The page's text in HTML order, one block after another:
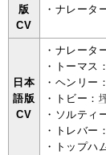
版
CV
・ナレータ
日本
語版
CV
・ナレータ
・トーマス：
・ヘンリー
・トビー：
・ソルティ
・トレバー
・トップハ